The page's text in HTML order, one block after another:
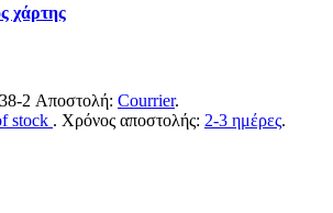
χάρτης
2 Αποστολή: Courrier.
stock . Χρόνος αποστολής: 2-3 ημέρες.